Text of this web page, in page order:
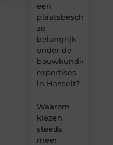
een
plaatsbeschrijving
zo
belangrijk
onder de
bouwkundige
expertises
in Hasselt?
Waarom
kiezen
steeds
meer